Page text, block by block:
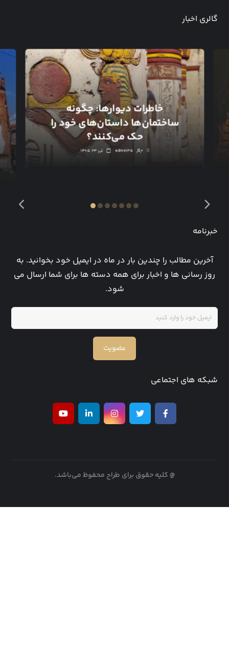
گالری اخبار
خاطرات دیوارها: چگونه
ساختمان‌ها داستان‌های خود را
حک می‌کنند؟
تیر ۲۳, ۱۴۰۵ admin۳۵ ۰
خبرنامه
آخرین مطالب را چندین بار در ماه در ایمیل خود بخوانید. به
روز رسانی ها و اخبار برای همه دسته ها برای شما ارسال می
شود.
عضویت
شبکه های اجتماعی
@ کلیه حقوق برای طراح محفوظ می‌باشد.